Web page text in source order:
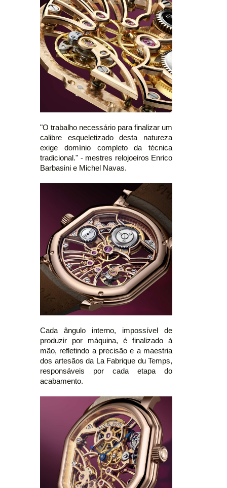
"O trabalho necessário para finalizar um
calibre esqueletizado desta natureza
exige domínio completo da técnica
tradicional." - mestres relojoeiros Enrico
Barbasini e Michel Navas.
Cada ângulo interno, impossível de
produzir por máquina, é finalizado à
mão, refletindo a precisão e a maestria
dos artesãos da La Fabrique du Temps,
responsáveis ​​por cada etapa do
acabamento.